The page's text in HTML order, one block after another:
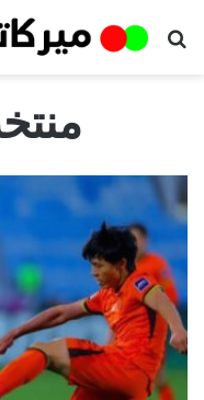
بحث عن